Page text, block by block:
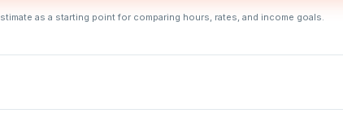
as a starting point for comparing hours, rates, and income goals.